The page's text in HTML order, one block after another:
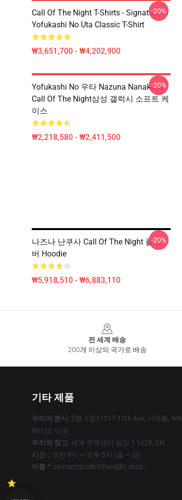
Call Of The Night T-Shirts - Signature
Yofukashi No Uta Classic T-Shirt
₩3,651,700 - ₩4,202,900
-20%
Yofukashi No 우타 Nazuna Nanakusa
Call Of The Night삼성 갤럭시 소프트 케
이스
₩2,218,580 - ₩2,411,500
-20%
나즈나 난쿠사 Call Of The Night 풀 오
버 Hoodie
₩5,918,510 - ₩6,883,110
-20%
전 세계 배송
200개 이상의 국가로 배송
기타 제품
우리의 본사::1명 1명11517 12th Ave, 시애틀, WA
98122, 미국
우리의 창고: 세계 무역센터 빌딩 1 1025, CN
시간 :: 오전 9시 ~ 오후 5시 (월 ~ 금)
이름 *: contact@callofthenight.shop ·